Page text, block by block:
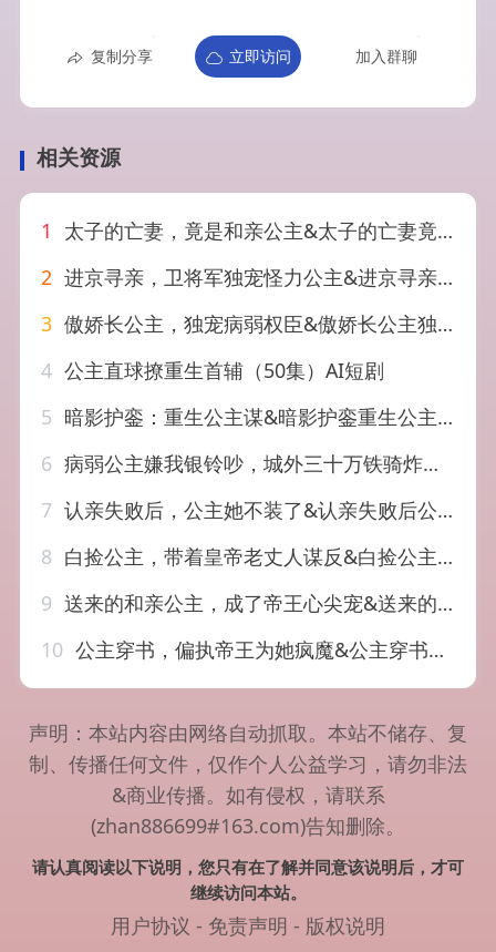
复制分享 立即访问 加入群聊
相关资源
1
太子的亡妻，竟是和亲公主&太子的亡妻竟是和亲公主（42集）AI短剧
2 进京寻亲，卫将军独宠怪力公主&进京寻亲卫将军独宠怪力公主（114集）AI短剧
3 傲娇长公主，独宠病弱权臣&傲娇长公主独宠病弱权臣（50集）AI短剧
4 公主直球撩重生首辅（50集）AI短剧
5 暗影护銮：重生公主谋&暗影护銮重生公主谋（112集）AI短剧
6 病弱公主嫌我银铃吵，城外三十万铁骑炸了&病弱公主嫌我银铃吵城外三十万铁骑炸了（61集）AI短剧
7 认亲失败后，公主她不装了&认亲失败后公主她不装了（60集）AI短剧
8 白捡公主，带着皇帝老丈人谋反&白捡公主带着皇帝老丈人谋反（72集）AI短剧
9 送来的和亲公主，成了帝王心尖宠&送来的和亲公主成了帝王心尖宠（20集）AI短剧
10 公主穿书，偏执帝王为她疯魔&公主穿书偏执帝王为她疯魔（45集）AI短剧
声明：本站内容由网络自动抓取。本站不储存、复
制、传播任何文件，仅作个人公益学习，请勿非法
&商业传播。如有侵权，请联系
(zhan886699#163.com)告知删除。
请认真阅读以下说明，您只有在了解并同意该说明后，才可
继续访问本站。
用户协议 - 免责声明 - 版权说明